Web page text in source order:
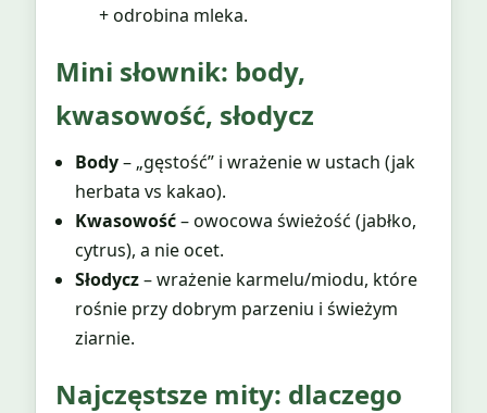
+ odrobina mleka.
Mini słownik: body,
kwasowość, słodycz
Body– „gęstość” i wrażenie w ustach (jak
herbata vs kakao).
Kwasowość– owocowa świeżość (jabłko,
cytrus), a nie ocet.
Słodycz– wrażenie karmelu/miodu, które
rośnie przy dobrym parzeniu i świeżym
ziarnie.
Najczęstsze mity: dlaczego